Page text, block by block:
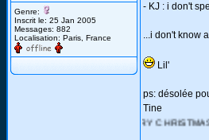
Genre:
Inscrit le: 25 Jan 2005
Messages: 882
Localisation: Paris, France
- KJ : i don't
...i don't know
Lil'
ps: désolée
Tine
A MERRY CHRISTMAS...AND A HAPPY